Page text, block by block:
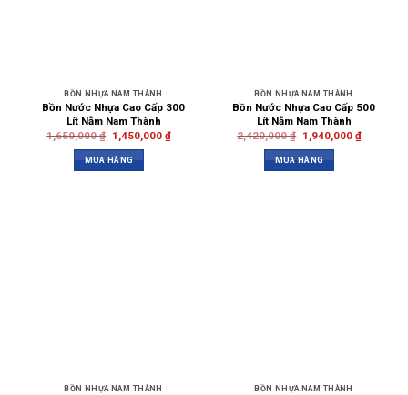
BỒN NHỰA NAM THÀNH
Bồn Nước Nhựa Cao Cấp 300
Lít Nằm Nam Thành
1,650,000₫ 1,450,000 ₫
MUA HÀNG
BỒN NHỰA NAM THÀNH
Bồn Nước Nhựa Cao Cấp 500
Lít Nằm Nam Thành
2,420,000₫ 1,940,000 ₫
MUA HÀNG
BỒN NHỰA NAM THÀNH BỒN NHỰA NAM THÀNH